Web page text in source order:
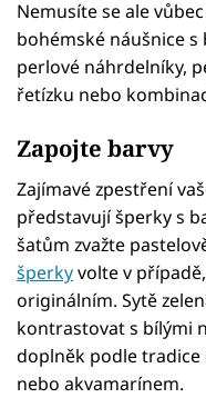
Nemusíte se ale
bohémské náušnice
perlové náhrdelníky,
řetízku nebo
Zapojte barvy
Zajímavé zpestření
představují šperky s
šatům zvažte
šperkyvolte v
originálním. Sytě
kontrastovat s bílými
doplněk podle tradice
nebo akvamarínem.